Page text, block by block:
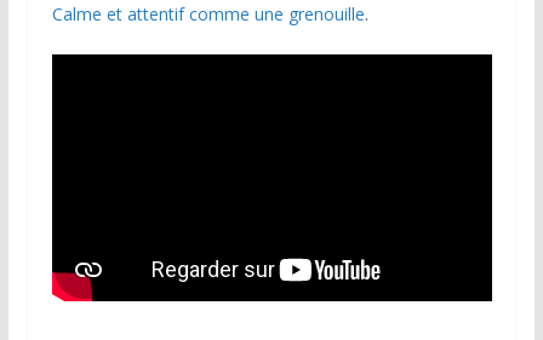
Calme et attentif comme une grenouille.